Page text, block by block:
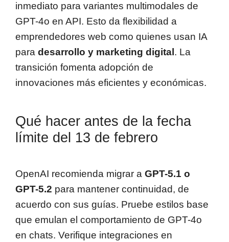
inmediato para variantes multimodales de
GPT-4o en API. Esto da flexibilidad a
emprendedores web como quienes usan IA
para desarrollo y marketing digital . La
transición fomenta adopción de
innovaciones más eficientes y económicas.
Qué hacer antes de la fecha
límite del 13 de febrero
OpenAI recomienda migrar a GPT-5.1 o
GPT-5.2 para mantener continuidad, de
acuerdo con sus guías. Pruebe estilos base
que emulan el comportamiento de GPT-4o
en chats. Verifique integraciones en